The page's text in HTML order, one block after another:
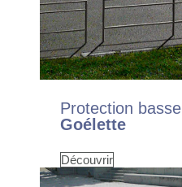
Protection basse
Goélette
Découvrir